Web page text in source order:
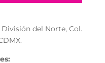
del Norte, Col.